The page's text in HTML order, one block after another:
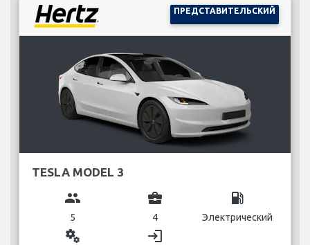
ПРЕДСТАВИТЕЛЬСКИЙ
TESLA MODEL 3
group
5
business_center
4
local_gas_station
Электрический
miscellaneous_services login